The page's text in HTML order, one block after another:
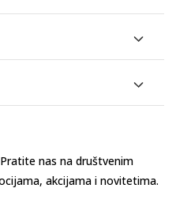
nas na društvenim
akcijama i novitetima.